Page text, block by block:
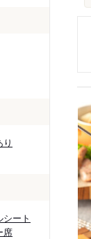
ート
席